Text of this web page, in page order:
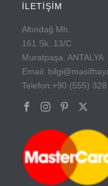
İLETİŞİM
Altındağ Mh.
161 Sk. 13/C
Muratpaşa, ANTALYA
Email:
Telefon:+90 (555)